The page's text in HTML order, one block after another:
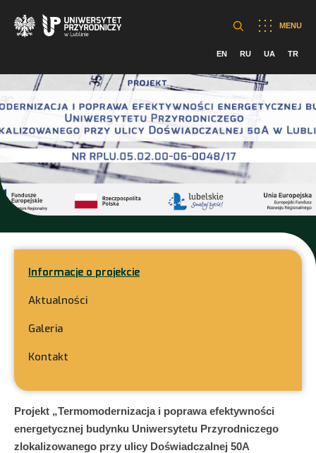
MENU
EN RU UA TR
Informacje o projekcie
Aktualności
Galeria
Kontakt
Projekt „Termomodernizacja i poprawa efektywności
energetycznej budynku Uniwersytetu Przyrodniczego
zlokalizowanego przy ulicy Doświadczalnej 50A